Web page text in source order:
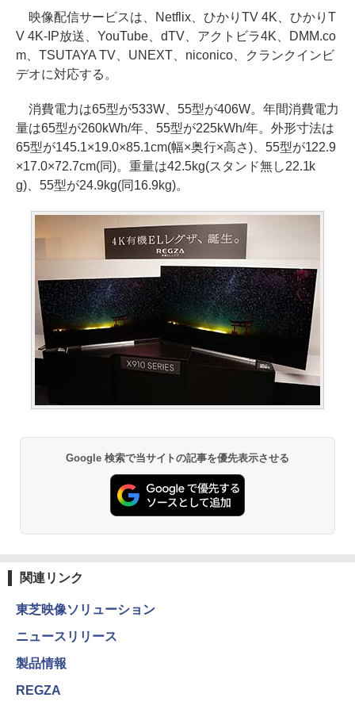
映像配信サービスは、Netflix、ひかりTV 4K、ひかりT
V 4K-IP放送、YouTube、dTV、アクトビラ4K、DMM.co
m、TSUTAYA TV、UNEXT、niconico、クランクインビ
デオに対応する。
消費電力は65型が533W、55型が406W。年間消費電力
量は65型が260kWh/年、55型が225kWh/年。外形寸法は
65型が145.1×19.0×85.1cm(幅×奥行×高さ)、55型が122.9
×17.0×72.7cm(同)。重量は42.5kg(スタンド無し22.1k
g)、55型が24.9kg(同16.9kg)。
Google 検索で当サイトの記事を優先表示させる
関連リンク
東芝映像ソリューション
ニュースリリース
製品情報
REGZA